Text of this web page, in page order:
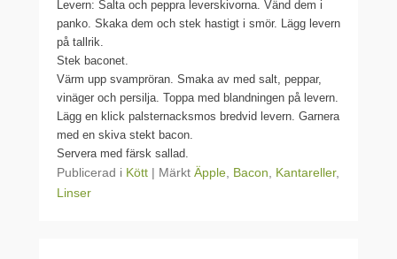
Levern: Salta och peppra leverskivorna. Vänd dem i
panko. Skaka dem och stek hastigt i smör. Lägg levern
på tallrik.
Stek baconet.
Värm upp svampröran. Smaka av med salt, peppar,
vinäger och persilja. Toppa med blandningen på levern.
Lägg en klick palsternacksmos bredvid levern. Garnera
med en skiva stekt bacon.
Servera med färsk sallad.
Publicerad i Kött | Märkt Äpple Bacon Kantareller,
Linser